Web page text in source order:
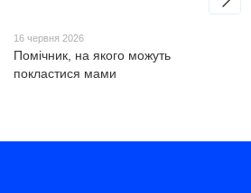
16 червня 2026
Помічник, на якого можуть
покластися мами